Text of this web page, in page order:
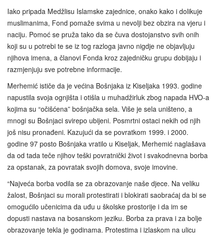
Iako pripada Medžlisu Islamske zajednice, onako kako i dolikuje
muslimanima, Fond pomaže svima u nevolji bez obzira na vjeru i
naciju. Pomoć se pruža tako da se čuva dostojanstvo svih onih
koji su u potrebi te se iz tog razloga javno nigdje ne objavljuju
njihova imena, a članovi Fonda kroz zajedničku grupu dobijaju i
razmjenjuju sve potrebne informacije.
Merhemić ističe da je većina Bošnjaka iz Kiseljaka 1993. godine
napustila svoja ognjišta i otišla u muhadžirluk zbog napada HVO-a
kojima su “očišćena” bošnjačka sela. Više je sela uništeno, a
mnogi su Bošnjaci svirepo ubijeni. Posmrtni ostaci nekih od njih
još nisu pronađeni. Kazujući da se povratkom 1999. i 2000.
godine 97 posto Bošnjaka vratilo u Kiseljak, Merhemić naglašava
da od tada teče njihov teški povratnički život i svakodnevna borba
za opstanak, za povratak svojih domova, svoje imovine.
“Najveća borba vodila se za obrazovanje naše djece. Na veliku
žalost, Bošnjaci su morali protestirati i blokirati saobraćaj da bi se
omogućilo učenicima da uđu u školske prostorije i da im se
dopusti nastava na bosanskom jeziku. Borba za prava i za bolje
obrazovanje tekla je godinama. Protestima i izlaskom na ulicu